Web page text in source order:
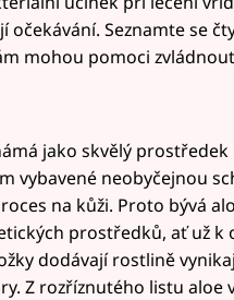
očekávání. Seznamte se
mohou pomoci
jako skvělý
vybavené neobyčejnou
na kůži. Proto bývá
prostředků, ať už
dodávají rostlině
Z rozříznutého listu aloe